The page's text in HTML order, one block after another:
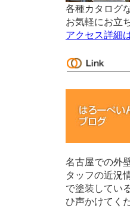
各種カタログ
お気軽にお立
アクセス詳細
名古屋での外
タッフの近況
で塗装してい
ひ声かけてく